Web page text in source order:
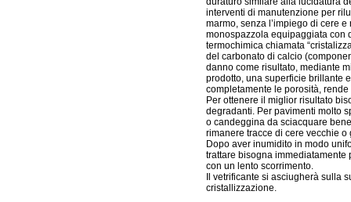
interventi di manutenzione per
marmo, senza l’impiego di cere
monospazzola equipaggiata con
termochimica chiamata
del carbonato di calcio
danno come risultato, mediante
prodotto, una superficie brillante
completamente le porosità,
Per ottenere il miglior risultato
degradanti. Per pavimenti molto
o candeggina da sciacquare
rimanere tracce di cere vecchie o
Dopo aver inumidito in modo
trattare bisogna
con un lento scorrimento.
Il vetrificante si asciugherà sulla
cristallizzazione.